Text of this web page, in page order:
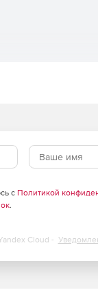
обратной
с Политикой
.
Cloud -